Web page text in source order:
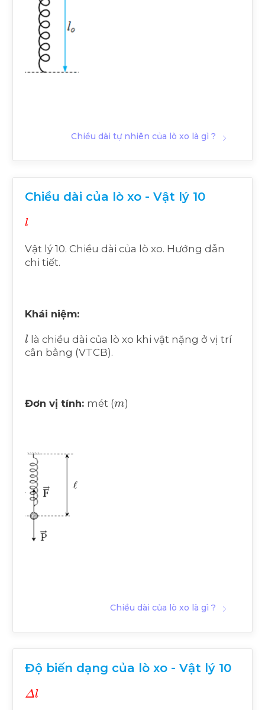
Chiều dài tự nhiên của lò xo là gì ?
Chiều dài của lò xo - Vật lý 10
l
Vật lý 10. Chiều dài của lò xo. Hướng dẫn
chi tiết.
Khái niệm:
l là chiều dài của lò xo khi vật nặng ở vị trí
cân bằng (VTCB).
Đơn vị tính: mét ( m)
Chiều dài của lò xo là gì ?
Độ biến dạng của lò xo - Vật lý 10
Δ